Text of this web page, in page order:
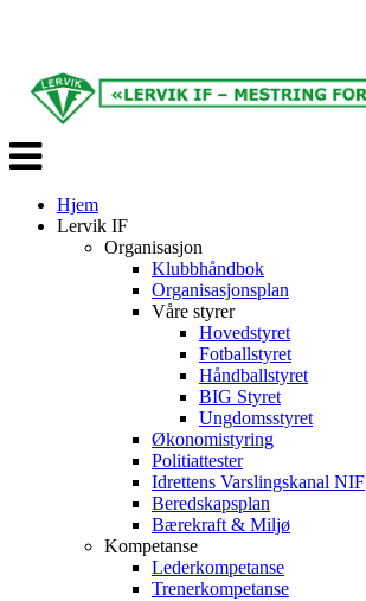
Veksle
navigasjon
Hjem
Lervik IF
Organisasjon
Klubbhåndbok
Organisasjonsplan
Våre styrer
Hovedstyret
Fotballstyret
Håndballstyret
BIG Styret
Ungdomsstyret
Økonomistyring
Politiattester
Idrettens Varslingskanal NIF
Beredskapsplan
Bærekraft & Miljø
Kompetanse
Lederkompetanse
Trenerkompetanse